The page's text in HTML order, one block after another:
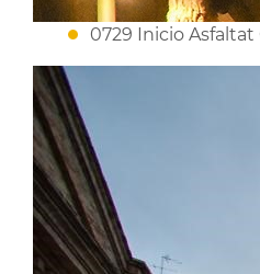
0729 Inicio Asfaltat